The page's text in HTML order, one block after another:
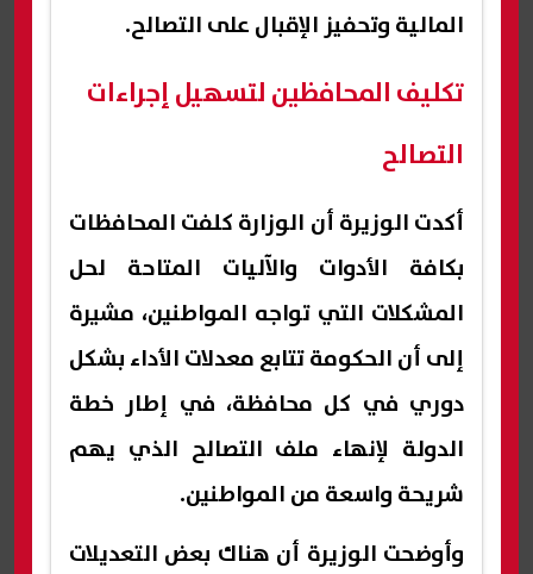
المالية وتحفيز الإقبال على التصالح.
تكليف المحافظين لتسهيل إجراءات
التصالح
أكدت الوزيرة أن الوزارة كلفت المحافظات
بكافة الأدوات والآليات المتاحة لحل
المشكلات التي تواجه المواطنين، مشيرة
إلى أن الحكومة تتابع معدلات الأداء بشكل
دوري في كل محافظة، في إطار خطة
الدولة لإنهاء ملف التصالح الذي يهم
شريحة واسعة من المواطنين.
وأوضحت الوزيرة أن هناك بعض التعديلات